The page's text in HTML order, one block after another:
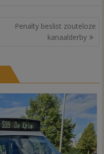
Penalty beslist zouteloze
kanaalderby